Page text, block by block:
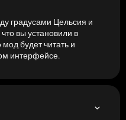
градусами Цельсия и
вы установили в
будет читать и
интерфейсе.